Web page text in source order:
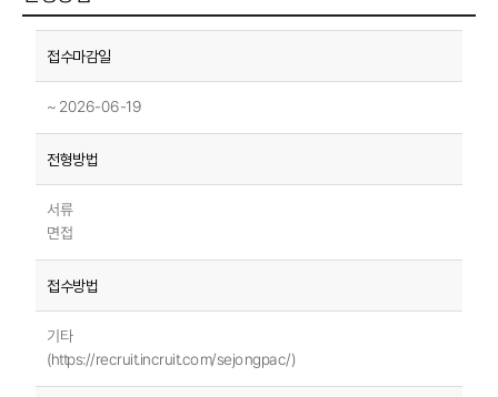
~ 2026-06-19
서류
면접
기타
(https://recruit.incruit.com/sejongpac/)